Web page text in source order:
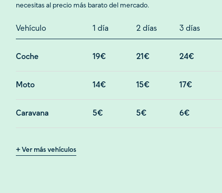
necesitas al precio más barato del mercado.
Vehículo 1 día 2 días 3 días
Coche 19€ 21€ 24€
Moto 14€ 15€ 17€
Caravana 5€ 5€ 6€
+ Ver más vehículos